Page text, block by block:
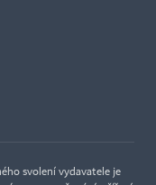
svolení vydavatele je